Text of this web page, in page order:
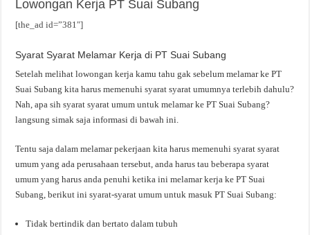
Lowongan Kerja PT Suai Subang
[the_ad id=”381″]
Syarat Syarat Melamar Kerja di PT Suai Subang
Setelah melihat lowongan kerja kamu tahu gak sebelum melamar ke PT
Suai Subang kita harus memenuhi syarat syarat umumnya terlebih dahulu?
Nah, apa sih syarat syarat umum untuk melamar ke PT Suai Subang?
langsung simak saja informasi di bawah ini.
Tentu saja dalam melamar pekerjaan kita harus memenuhi syarat syarat
umum yang ada perusahaan tersebut, anda harus tau beberapa syarat
umum yang harus anda penuhi ketika ini melamar kerja ke PT Suai
Subang, berikut ini syarat-syarat umum untuk masuk PT Suai Subang:
Tidak bertindik dan bertato dalam tubuh